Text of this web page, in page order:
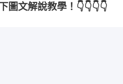
圖文解說教學！👇👇👇👇